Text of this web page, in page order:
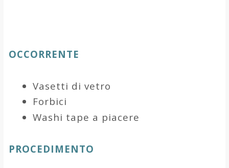
OCCORRENTE
Vasetti di vetro
Forbici
Washi tape a piacere
PROCEDIMENTO